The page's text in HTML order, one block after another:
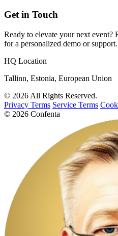
Get in Touch
Ready to elevate your next event?
for a personalized demo or support.
HQ Location
Tallinn, Estonia, European Union
© 2026 All Rights Reserved.
Privacy Terms Service Terms
© 2026 Confenta